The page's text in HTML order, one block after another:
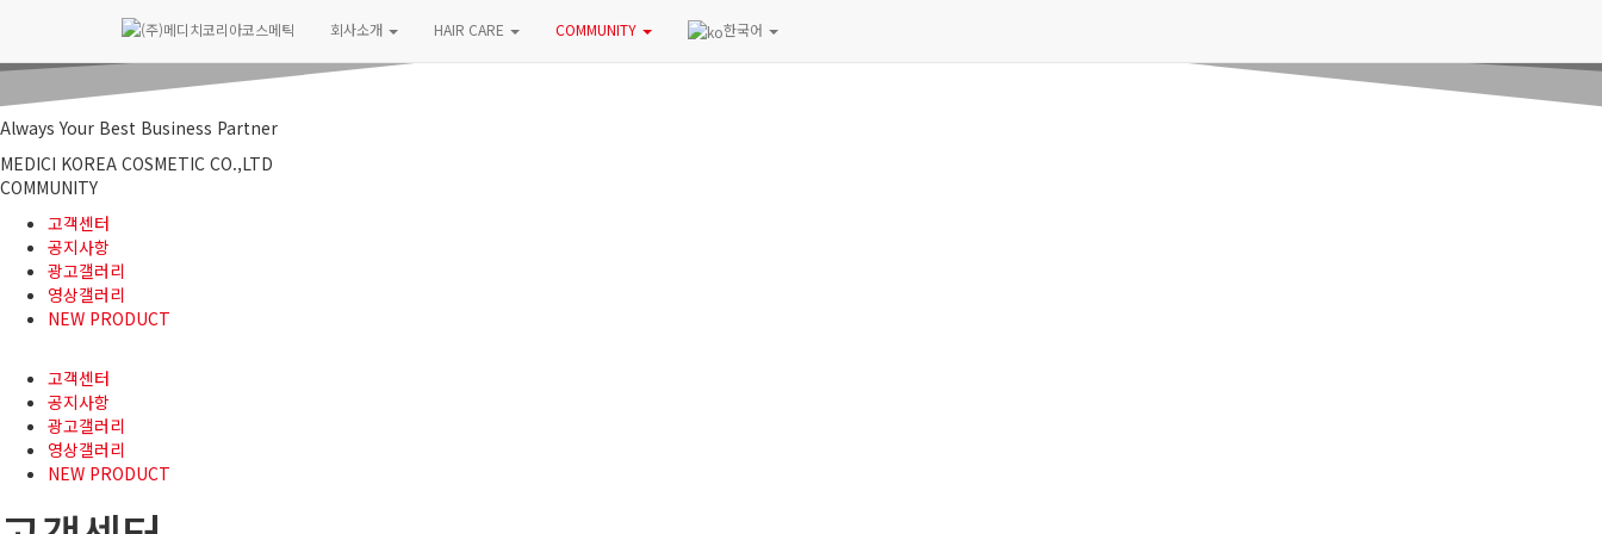
회사소개 HAIR CARE COMMUNITY 한국어
Always Your Best Business Partner
MEDICI KOREA COSMETIC CO.,LTD
COMMUNITY
고객센터
공지사항
광고갤러리
영상갤러리
NEW PRODUCT
고객센터
공지사항
광고갤러리
영상갤러리
NEW PRODUCT